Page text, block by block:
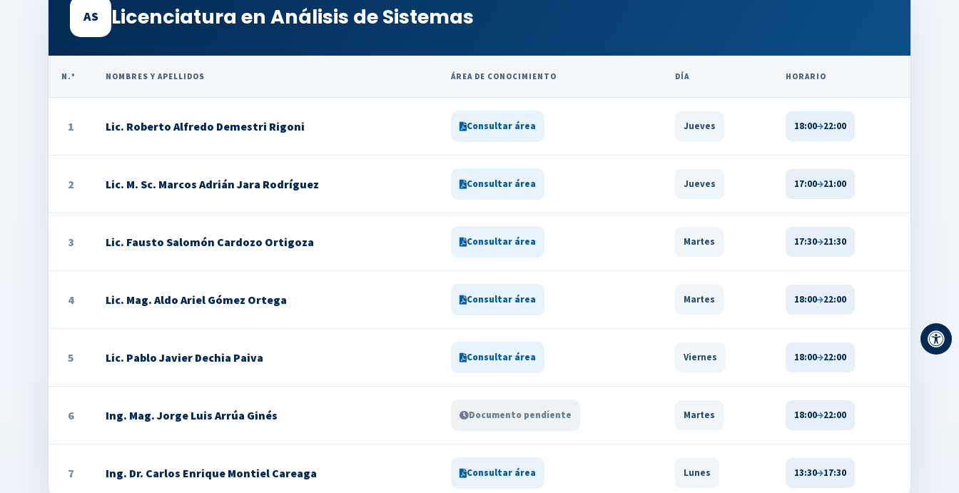
AS Licenciatura en Análisis de Sistemas
N.º NOMBRES Y APELLIDOS ÁREA DE CONOCIMIENTO DÍA HORARIO
1 Lic. Roberto Alfredo Demestri Rigoni Consultar área Jueves 18:00 22:00
2 Lic. M. Sc. Marcos Adrián Jara Rodríguez Consultar área Jueves 17:00 21:00
3 Lic. Fausto Salomón Cardozo Ortigoza Consultar área Martes 17:30 21:30
4 Lic. Mag. Aldo Ariel Gómez Ortega Consultar área Martes 18:00 22:00
5 Lic. Pablo Javier Dechia Paiva Consultar área Viernes 18:00 22:00
6 Ing. Mag. Jorge Luis Arrúa Ginés Documento pendiente Martes 18:00 22:00
7 Ing. Dr. Carlos Enrique Montiel Careaga Consultar área Lunes 13:30 17:30